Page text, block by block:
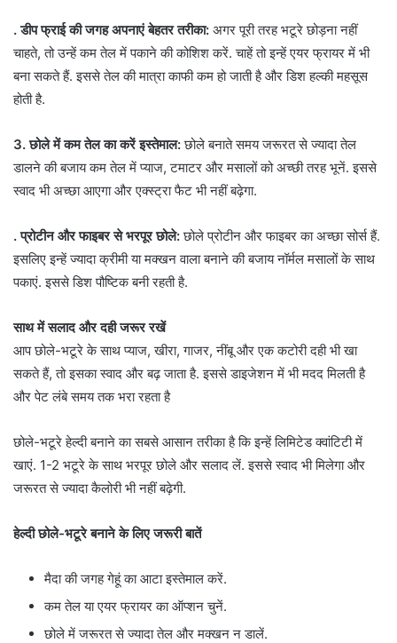
. डीप फ्राई की जगह अपनाएं बेहतर तरीका: अगर पूरी तरह भटूरे छोड़ना नहीं
चाहते, तो उन्हें कम तेल में पकाने की कोशिश करें. चाहें तो इन्हें एयर फ्रायर में भी
बना सकते हैं. इससे तेल की मात्रा काफी कम हो जाती है और डिश हल्की महसूस
होती है.
3. छोले में कम तेल का करें इस्तेमाल:छोले बनाते समय जरूरत से ज्यादा तेल
डालने की बजाय कम तेल में प्याज, टमाटर और मसालों को अच्छी तरह भूनें. इससे
स्वाद भी अच्छा आएगा और एक्स्ट्रा फैट भी नहीं बढ़ेगा.
. प्रोटीन और फाइबर से भरपूर छोले:छोले प्रोटीन और फाइबर का अच्छा सोर्स हैं.
इसलिए इन्हें ज्यादा क्रीमी या मक्खन वाला बनाने की बजाय नॉर्मल मसालों के साथ
पकाएं. इससे डिश पौष्टिक बनी रहती है.
साथ में सलाद और दही जरूर रखें
आप छोले-भटूरे के साथ प्याज, खीरा, गाजर, नींबू और एक कटोरी दही भी खा
सकते हैं, तो इसका स्वाद और बढ़ जाता है. इससे डाइजेशन में भी मदद मिलती है
और पेट लंबे समय तक भरा रहता है
छोले-भटूरे हेल्दी बनाने का सबसे आसान तरीका है कि इन्हें लिमिटेड क्वांटिटी में
खाएं. 1-2 भटूरे के साथ भरपूर छोले और सलाद लें. इससे स्वाद भी मिलेगा और
जरूरत से ज्यादा कैलोरी भी नहीं बढ़ेगी.
हेल्दी छोले-भटूरे बनाने के लिए जरूरी बातें
मैदा की जगह गेहूं का आटा इस्तेमाल करें.
कम तेल या एयर फ्रायर का ऑप्शन चुनें.
छोले में जरूरत से ज्यादा तेल और मक्खन न डालें.